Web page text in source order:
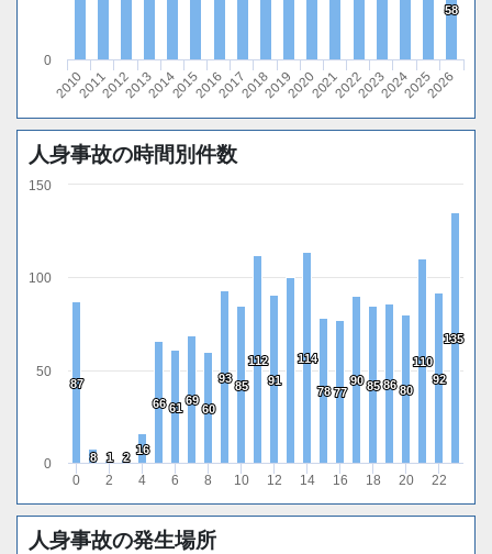
58
58
20102011201220132014201520162017201820192020202120222023202420252026
0
人身事故の時間別件数
87
87
8
8 1
1 2
2
16
16
66
66 61
61
69
69
60
60
93
93
85
85
112
112
91
91
114
114
78
78 77
77
90
90 85
85 86
86 80
80
110
110
92
92
135
135
0 2 4 6 8 10 12 14 16 18 20 22
0
50
100
150
人身事故の発生場所